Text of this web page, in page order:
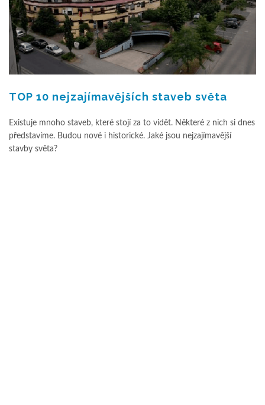
TOP 10 nejzajímavějších staveb světa
Existuje mnoho staveb, které stojí za to vidět. Některé z nich si dnes
představíme. Budou nové i historické. Jaké jsou nejzajímavější
stavby světa?